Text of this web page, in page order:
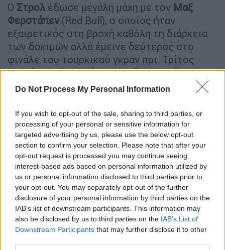
Do Not Process My Personal Information
If you wish to opt-out of the sale, sharing to third parties, or
processing of your personal or sensitive information for
targeted advertising by us, please use the below opt-out
section to confirm your selection. Please note that after your
opt-out request is processed you may continue seeing
interest-based ads based on personal information utilized by
us or personal information disclosed to third parties prior to
your opt-out. You may separately opt-out of the further
disclosure of your personal information by third parties on the
IAB’s list of downstream participants. This information may
also be disclosed by us to third parties on the IAB’s List of
Downstream Participants that may further disclose it to other
Ο Στρολ έδωσε μεγάλη μάχη με τον Μαξ
Φερστάπεν (Red Bull), ο οποίος ήταν
εξαιρετικός στη βροχή καθόλη τη διάρκεια
των δοκιμών αλλά έμεινε δεύτερος στο
φινάλε του τουρκικού γκραν πρι. Τρίτος
τερμάτισε (κι αυτός για πρώτη φορά) ο
έτερος οδηγός της Racing PointΣέρχιο
εταιρείας στο grid. Τέταρτος ήταν ο
Αλεξάντερ Αλμπονμε Red Bull και πέμπτος ο
Ντάνιελ Ρικιάρντομε Renault.
😲 𝗟𝗔𝗡𝗖𝗘 𝗧𝗔𝗞𝗘𝗦 𝗣𝗢𝗟𝗘 😲
@lance_stroll, that was incredible!
WOW!#TurkishGP🇹🇷#F1
pic.twitter.com/Luzt7uhCPh
— Formula 1 (@F1)November 14,
2020